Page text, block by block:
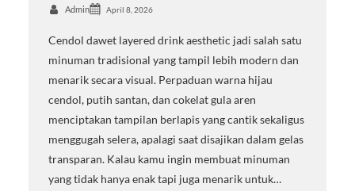
Admin April 8, 2026
Cendol dawet layered drink aesthetic jadi salah satu
minuman tradisional yang tampil lebih modern dan
menarik secara visual. Perpaduan warna hijau
cendol, putih santan, dan cokelat gula aren
menciptakan tampilan berlapis yang cantik sekaligus
menggugah selera, apalagi saat disajikan dalam gelas
transparan. Kalau kamu ingin membuat minuman
yang tidak hanya enak tapi juga menarik untuk…